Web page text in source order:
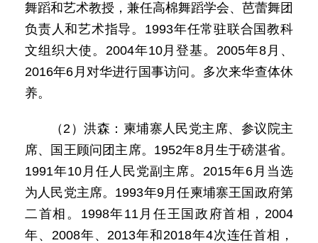
舞蹈和艺术教授，兼任高棉舞蹈学会、芭蕾舞团
负责人和艺术指导。1993年任常驻联合国教科
文组织大使。2004年10月登基。2005年8月、
2016年6月对华进行国事访问。多次来华查体休
养。
（2）洪森：柬埔寨人民党主席、参议院主
席、国王顾问团主席。1952年8月生于磅湛省。
1991年10月任人民党副主席。2015年6月当选
为人民党主席。1993年9月任柬埔寨王国政府第
二首相。1998年11月任王国政府首相，2004
年、2008年、2013年和2018年4次连任首相，